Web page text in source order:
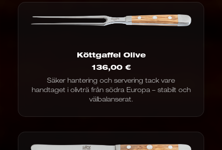
Köttgaffel Olive
136,00 €
Säker hantering och servering tack vare
handtaget i olivträ från södra Europa – stabilt och
välbalanserat.